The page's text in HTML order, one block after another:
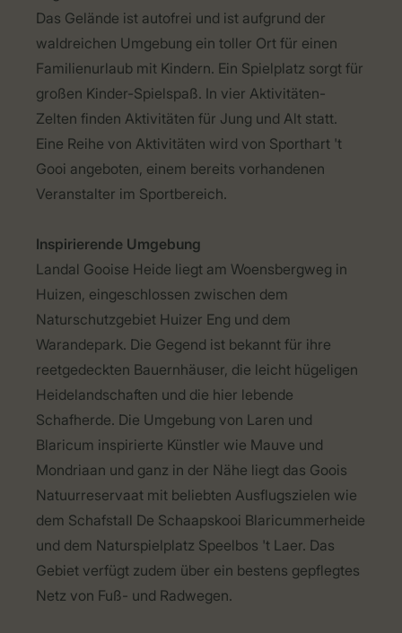
Das Gelände ist autofrei und ist aufgrund der
waldreichen Umgebung ein toller Ort für einen
Familienurlaub mit Kindern. Ein Spielplatz sorgt für
großen Kinder-Spielspaß. In vier Aktivitäten-
Zelten finden Aktivitäten für Jung und Alt statt.
Eine Reihe von Aktivitäten wird von Sporthart 't
Gooi angeboten, einem bereits vorhandenen
Veranstalter im Sportbereich.
Inspirierende Umgebung
Landal Gooise Heide liegt am Woensbergweg in
Huizen, eingeschlossen zwischen dem
Naturschutzgebiet Huizer Eng und dem
Warandepark. Die Gegend ist bekannt für ihre
reetgedeckten Bauernhäuser, die leicht hügeligen
Heidelandschaften und die hier lebende
Schafherde. Die Umgebung von Laren und
Blaricum inspirierte Künstler wie Mauve und
Mondriaan und ganz in der Nähe liegt das Goois
Natuurreservaat mit beliebten Ausflugszielen wie
dem Schafstall De Schaapskooi Blaricummerheide
und dem Naturspielplatz Speelbos 't Laer. Das
Gebiet verfügt zudem über ein bestens gepflegtes
Netz von Fuß- und Radwegen.